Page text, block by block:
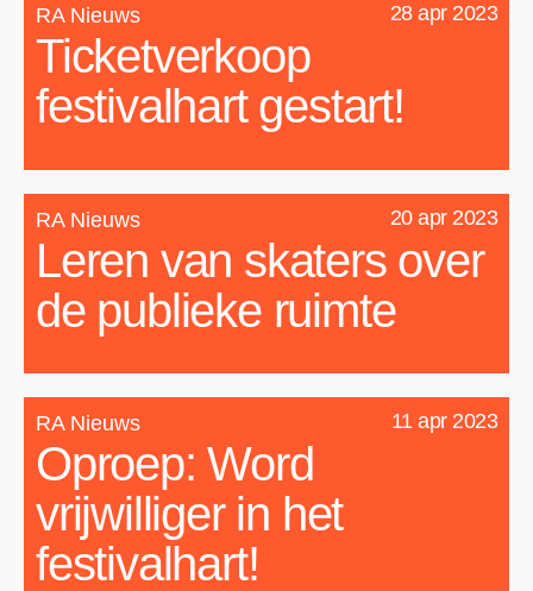
RA Nieuws 28 apr 2023
Ticketverkoop
festivalhart gestart!
RA Nieuws 20 apr 2023
Leren van skaters over
de publieke ruimte
RA Nieuws 11 apr 2023
Oproep: Word
vrijwilliger in het
festivalhart!